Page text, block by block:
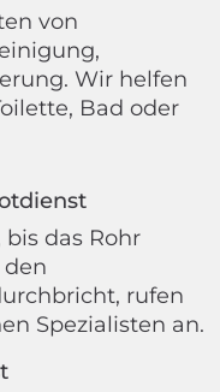
von
Wir helfen
Bad oder
das Rohr
rufen
Spezialisten an.